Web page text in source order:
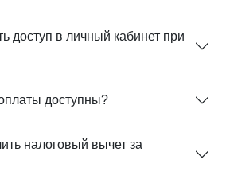
доступ в личный кабинет при
доступны?
налоговый вычет за